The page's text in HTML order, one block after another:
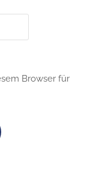
Browser für